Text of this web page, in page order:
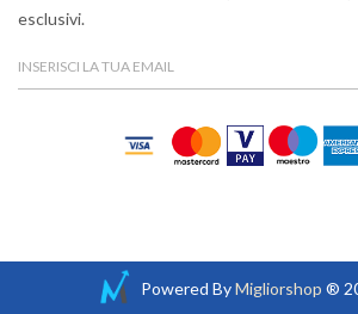
esclusivi.
Powered ByMigliorshop ®